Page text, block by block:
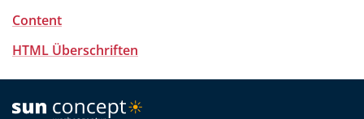
Content
HTML Überschriften